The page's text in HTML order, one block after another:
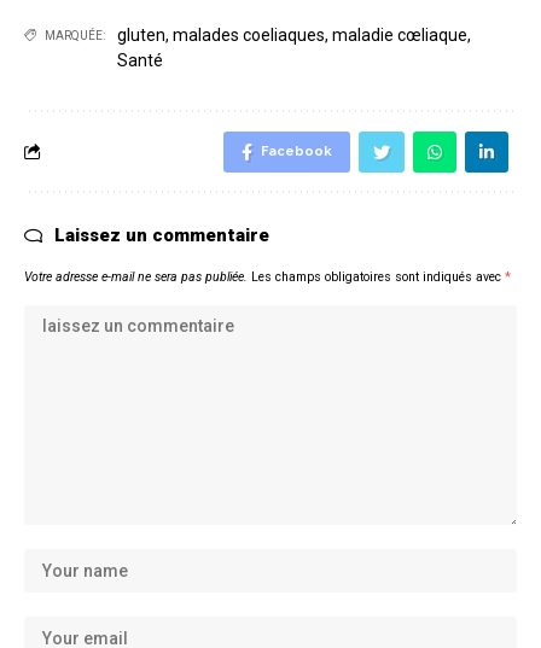
MARQUÉE: gluten, malades coeliaques, maladie cœliaque,
Santé
Facebook
Laissez un commentaire
Votre adresse e-mail ne sera pas publiée. Les champs obligatoires sont indiqués avec *